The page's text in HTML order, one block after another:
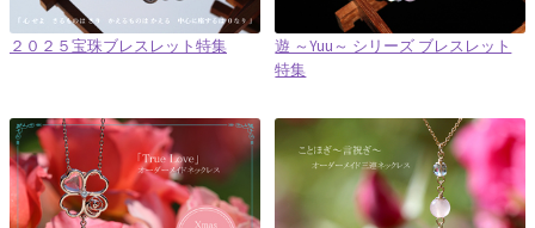
２０２５宝珠ブレスレット特集
遊 ～Yuu～ シリーズ ブレスレット
特集